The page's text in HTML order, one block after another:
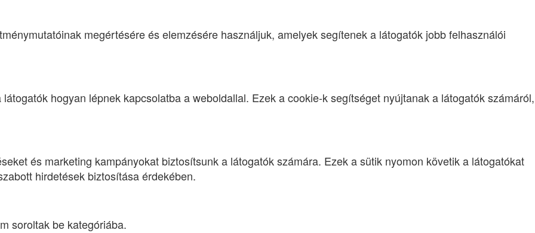
megértésére és elemzésére használjuk, amelyek segítenek a látogatók jobb felhasználói
hogyan lépnek kapcsolatba a weboldallal. Ezek a cookie-k segítséget nyújtanak a látogatók számáról,
és marketing kampányokat biztosítsunk a látogatók számára. Ezek a sütik nyomon követik a látogatókat
hirdetések biztosítása érdekében.
soroltak be kategóriába.